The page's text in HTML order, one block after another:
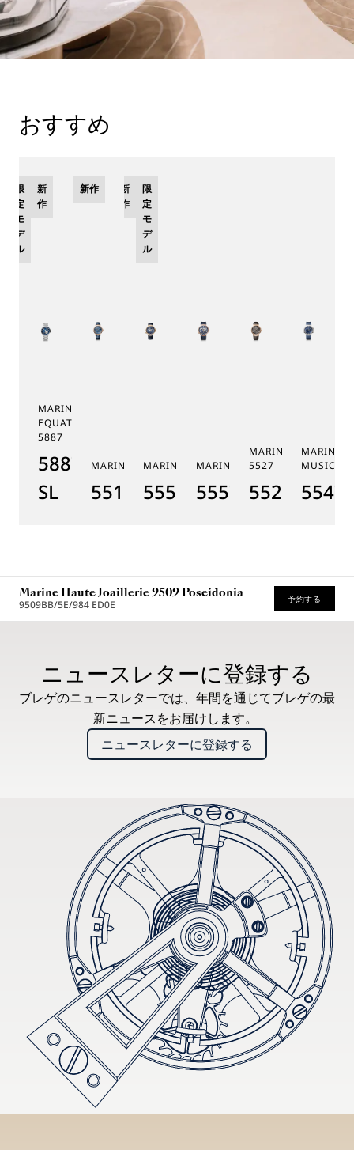
おすすめ
MARINE TOURBILLON
EQUATION MARCHANTE
5887
5887PT/YS/PW0
SL
限
定
モ
デ
ル
新
作
MARINE 5517
5517BR/Y2/9ZU
新作
MARINE HORA MUNDI 5555
5555BH/YS/9WV
新
作
限
定
モ
デ
ル
MARINE HORA MUNDI 5557
5557BR/YS/5WV
MARINE
5527
5527BR/
MARINE
Marine Haute Joaillerie 9509 Poseidonia
9509BB/5E/984 ED0E 予約する
ニュースレターに登録する
ブレゲのニュースレターでは、年間を通じてブレゲの最
新ニュースをお届けします。
ニュースレターに登録する